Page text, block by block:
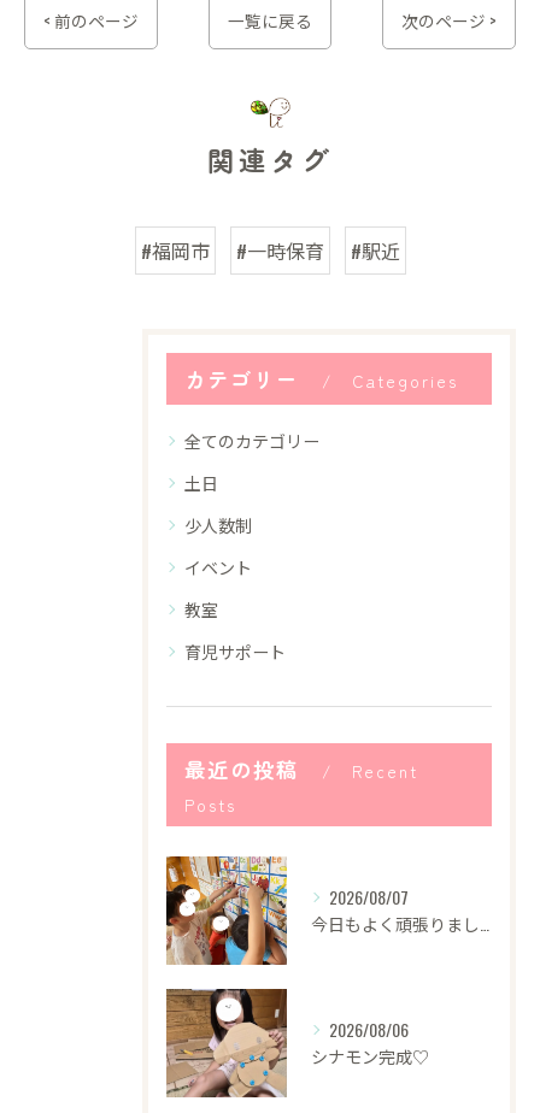
< 前のページ 一覧に戻る 次のページ >
関連タグ
#福岡市 #一時保育 #駅近
カテゴリー Categories
全てのカテゴリー
土日
少人数制
イベント
教室
育児サポート
最近の投稿
Recent
Posts
2026/08/07
2026/08/06
シナモン完成♡